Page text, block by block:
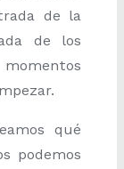
de la
de los
qué
podemos